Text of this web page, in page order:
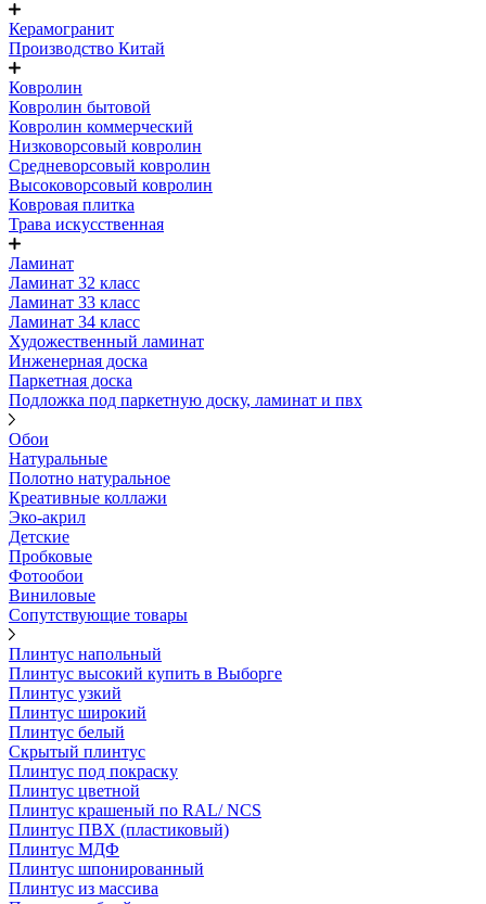
Керамогранит
Производство Китай
Ковролин
Ковролин бытовой
Ковролин коммерческий
Низковорсовый ковролин
Средневорсовый ковролин
Высоковорсовый ковролин
Ковровая плитка
Трава искусственная
Ламинат
Ламинат 32 класс
Ламинат 33 класс
Ламинат 34 класс
Художественный ламинат
Инженерная доска
Паркетная доска
Подложка под паркетную доску, ламинат и пвх
Обои
Натуральные
Полотно натуральное
Креативные коллажи
Эко-акрил
Детские
Пробковые
Фотообои
Виниловые
Сопутствующие товары
Плинтус напольный
Плинтус высокий купить в Выборге
Плинтус узкий
Плинтус широкий
Плинтус белый
Скрытый плинтус
Плинтус под покраску
Плинтус цветной
Плинтус крашеный по RAL/ NCS
Плинтус ПВХ (пластиковый)
Плинтус МДФ
Плинтус шпонированный
Плинтус из массива